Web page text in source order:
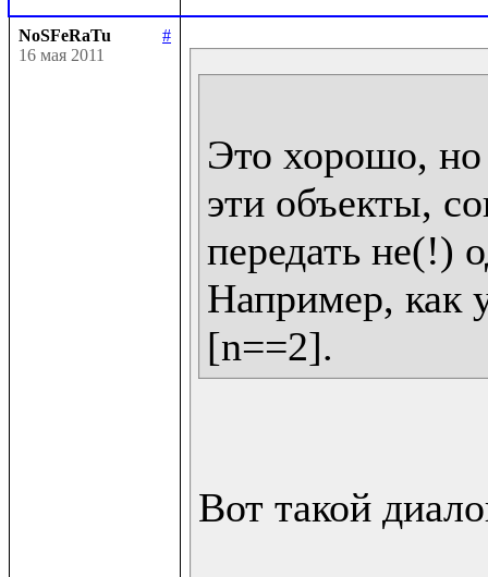
NoSFeRaTu
#
16 мая 2011
Это хорошо, но
эти объекты,
передать не(!)
Например, как
Вот такой